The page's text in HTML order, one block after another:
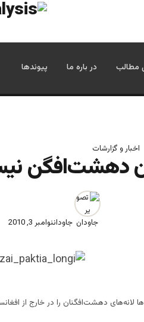
مطالب در باره ما پیوندها
اخبار و گزارشات
دهشت‌افگن
جاوداننوامبر 3, 2010
لانه‌های دهشت‌افگنان را در خارج از